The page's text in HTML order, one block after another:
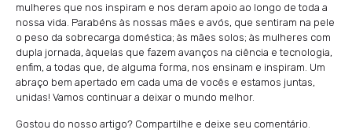
mulheres que nos inspiram e nos deram apoio ao longo de toda a
nossa vida. Parabéns às nossas mães e avós, que sentiram na pele
o peso da sobrecarga doméstica; às mães solos; às mulheres com
dupla jornada, àquelas que fazem avanços na ciência e tecnologia,
enfim, a todas que, de alguma forma, nos ensinam e inspiram. Um
abraço bem apertado em cada uma de vocês e estamos juntas,
unidas! Vamos continuar a deixar o mundo melhor.
Gostou do nosso artigo? Compartilhe e deixe seu comentário.